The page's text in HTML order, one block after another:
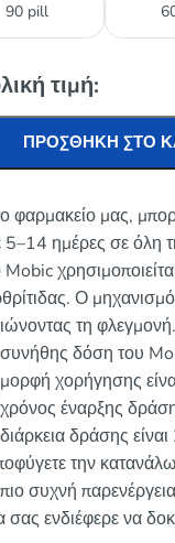
90 pill
τιμή:
ΠΡΟΣΘΉΚΗ ΣΤΟ
φαρμακείο μας,
5–14 ημέρες σε όλη
Ο
τη φλεγμονή.
δόση του
χορήγησης
έναρξης
δράσης
την
συχνή
σας ενδιέφερε να